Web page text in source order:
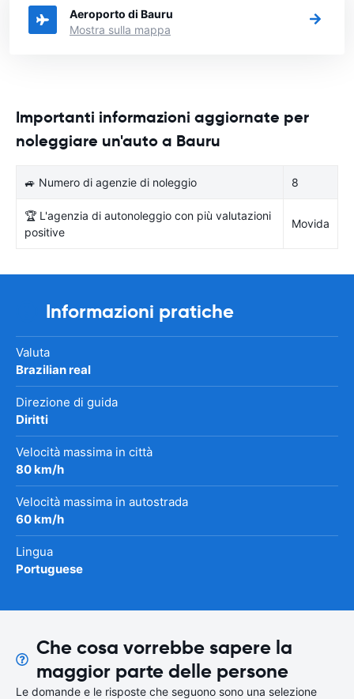
Aeroporto di Bauru
Mostra sulla mappa
Importanti informazioni aggiornate per
noleggiare un'auto a Bauru
🚙 Numero di agenzie di noleggio 8
🏆 L'agenzia di autonoleggio con più valutazioni
positive
Movida
Informazioni pratiche
Valuta
Brazilian real
Direzione di guida
Diritti
Velocità massima in città
80 km/h
Velocità massima in autostrada
60 km/h
Lingua
Portuguese
Che cosa vorrebbe sapere la
maggior parte delle persone
Le domande e le risposte che seguono sono una selezione